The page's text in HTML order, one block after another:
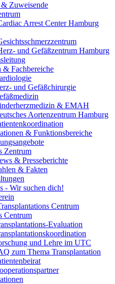
Zuweisende
Arrest Center Hamburg
und Gefäßzentrum Hamburg
Fachbereiche
und Gefäßchirurgie
& EMAH
Aortenzentrum Hamburg
& Funktionsbereiche
Zentrum
& Presseberichte
& Fakten
- Wir suchen dich!
Centrum
Centrum
Evaluation
und Lehre im UTC
zum Thema Transplantation